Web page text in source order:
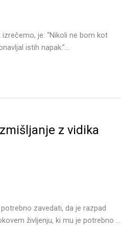
je: “Nikoli ne bom kot
istih napak.”…
z vidika
zavedati, da je razpad
življenju, ki mu je potrebno …